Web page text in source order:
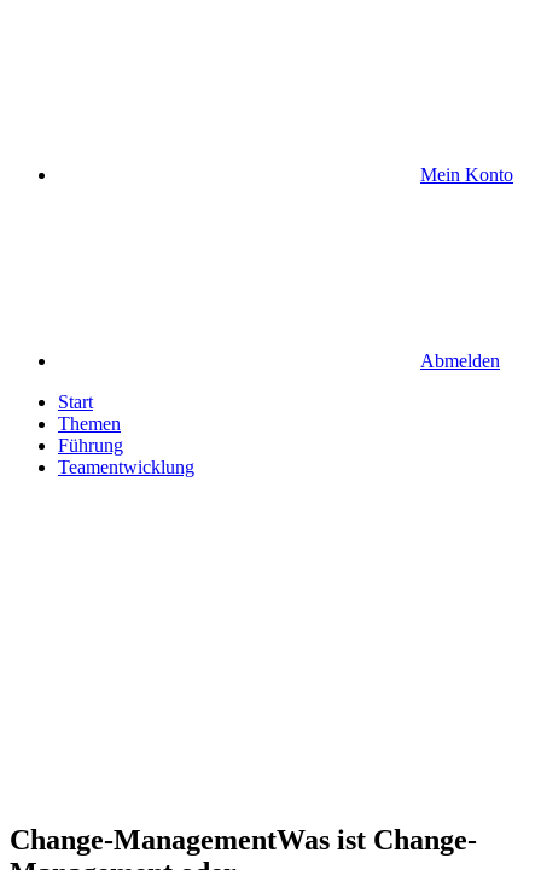
Mein Konto
Abmelden
Start
Themen
Führung
Teamentwicklung
Change-ManagementWas ist Change-